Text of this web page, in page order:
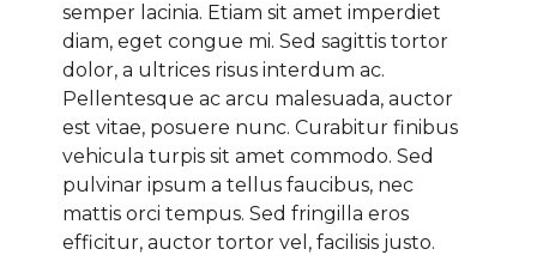
semper lacinia. Etiam sit amet imperdiet
diam, eget congue mi. Sed sagittis tortor
dolor, a ultrices risus interdum ac.
Pellentesque ac arcu malesuada, auctor
est vitae, posuere nunc. Curabitur finibus
vehicula turpis sit amet commodo. Sed
pulvinar ipsum a tellus faucibus, nec
mattis orci tempus. Sed fringilla eros
efficitur, auctor tortor vel, facilisis justo.